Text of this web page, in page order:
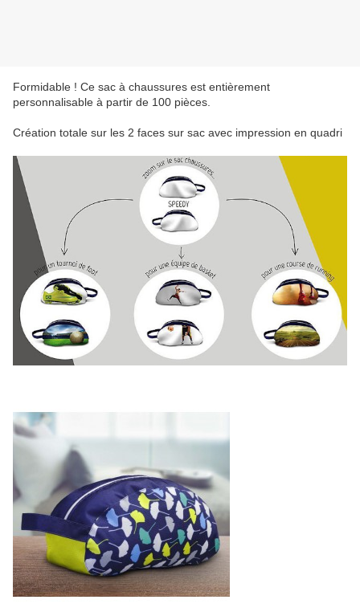
Formidable ! Ce sac à chaussures est entièrement
personnalisable à partir de 100 pièces.
Création totale sur les 2 faces sur sac avec impression en quadri